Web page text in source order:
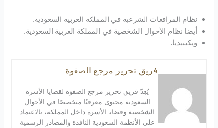
نظام المرافعات الشرعية في المملكة العربية السعودية.
أيضا نظام الأحوال الشخصية في المملكة العربية السعودية.
ويكيبيديا.
فريق تحرير مرجع الصفوة
يُعِدّ فريق تحرير مرجع الصفوة لقضايا الأسرة
السعودية محتوى معرفيًا متخصصًا في الأحوال
الشخصية وقضايا الأسرة داخل المملكة، بالاعتماد
على الأنظمة السعودية النافذة والمصادر الرسمية